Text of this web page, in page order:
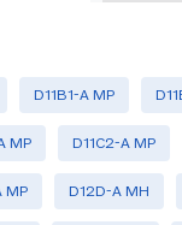
D11B1-A MP
MP D11C2-A MP
MP D12D-A MH